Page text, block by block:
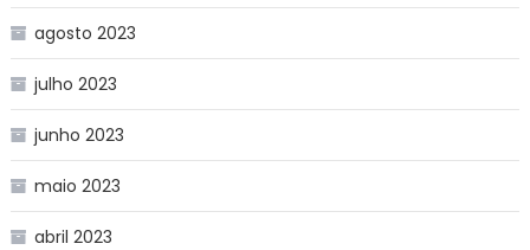
agosto 2023
julho 2023
junho 2023
maio 2023
abril 2023